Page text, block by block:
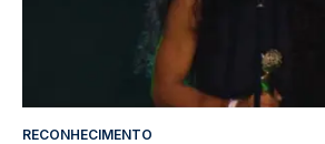
RECONHECIMENTO